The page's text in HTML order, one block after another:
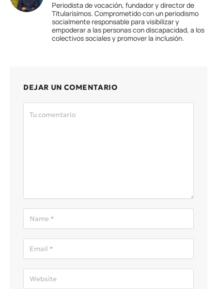
Periodista de vocación, fundador y director de
Titularísimos. Comprometido con un periodismo
socialmente responsable para visibilizar y
empoderar a las personas con discapacidad, a los
colectivos sociales y promover la inclusión.
DEJAR UN COMENTARIO